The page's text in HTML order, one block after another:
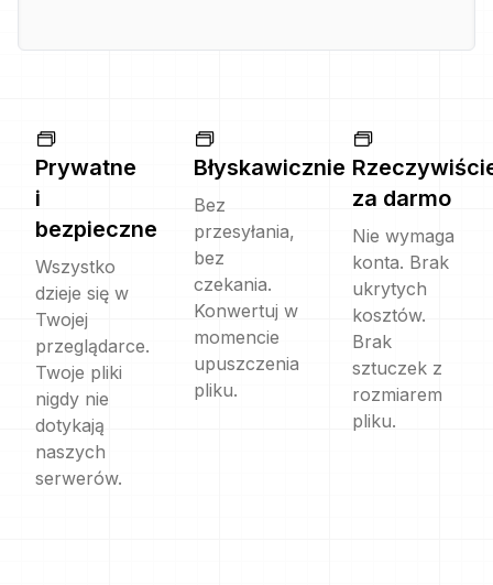
Prywatne
i
bezpieczne
Wszystko
dzieje się w
Twojej
przeglądarce.
Twoje pliki
nigdy nie
dotykają
naszych
serwerów.
Błyskawicznie
Bez
przesyłania,
bez
czekania.
Konwertuj w
momencie
upuszczenia
pliku.
za darmo
Nie wymaga
konta. Brak
ukrytych
kosztów.
Brak
sztuczek z
rozmiarem
pliku.